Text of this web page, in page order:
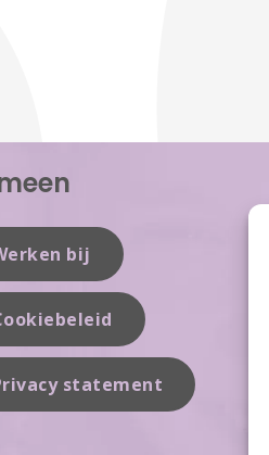
bij
statement